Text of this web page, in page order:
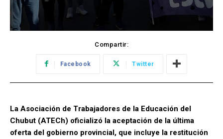
Compartir:
Facebook Twitter
La Asociación de Trabajadores de la Educación del
Chubut (ATECh) oficializó la aceptación de la última
oferta del gobierno provincial, que incluye la restitución